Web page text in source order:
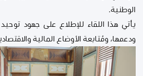
الوطنية.
يأتي هذا اللقاء للإطلاع على جهود
ودعمها، ومُتابعة الأوضاع المالية